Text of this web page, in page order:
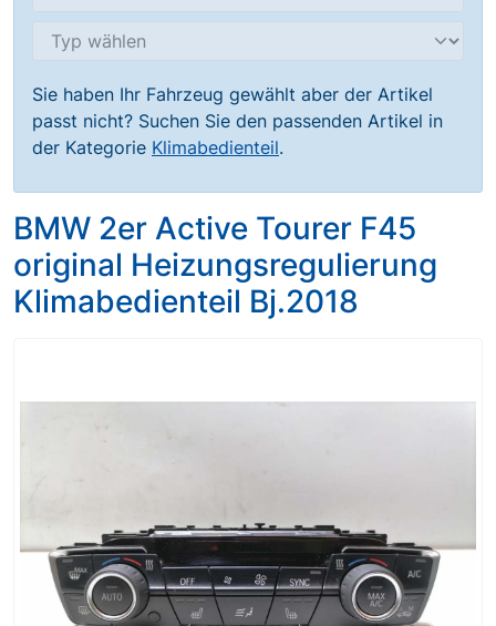
Sie haben Ihr Fahrzeug gewählt aber der Artikel
passt nicht? Suchen Sie den passenden Artikel in
der Kategorie Klimabedienteil.
BMW 2er Active Tourer F45
original Heizungsregulierung
Klimabedienteil Bj.2018